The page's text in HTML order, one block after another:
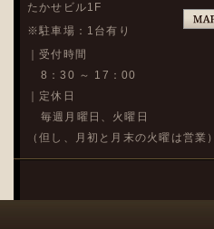
たかせビル1F
※駐車場：1台有り
｜受付時間
8：30 ～ 17：00
｜定休日
毎週月曜日、火曜日
（但し、月初と月末の火曜は営業）